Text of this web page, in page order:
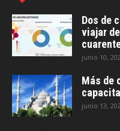
Dos de
viajar
junio 10,
Más de
junio 13,